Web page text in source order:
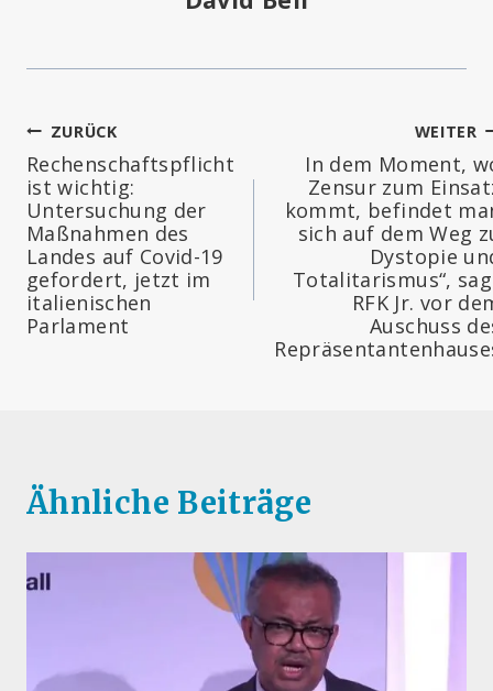
Beitragsnavigation
ZURÜCK
Rechenschaftspflicht
ist wichtig:
Untersuchung der
Maßnahmen des
Landes auf Covid-19
gefordert, jetzt im
italienischen
Parlament
WEITER
In dem Moment,
Zensur zum
kommt, befindet
sich auf dem Weg
Dystopie
Totalitarismus“,
RFK Jr. vor
Auschuss
Ähnliche Beiträge